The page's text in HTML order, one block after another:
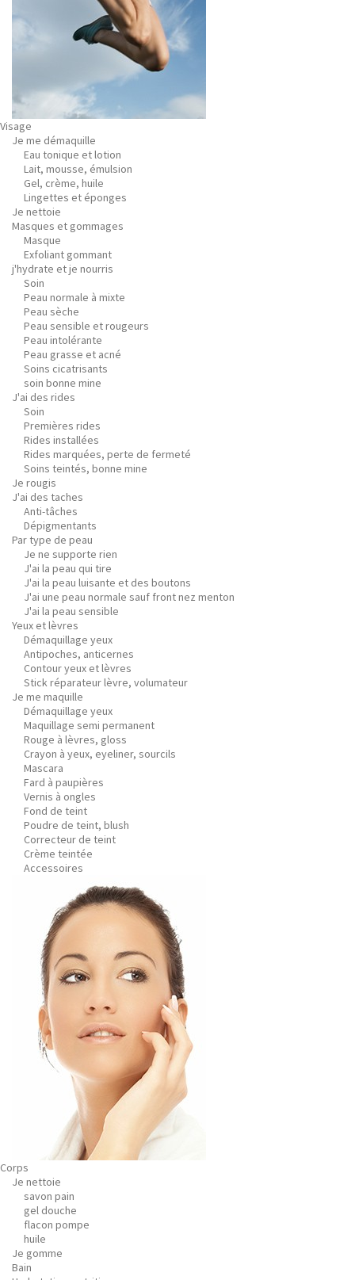
Visage
Je me démaquille
Eau tonique et lotion
Lait, mousse, émulsion
Gel, crème, huile
Lingettes et éponges
Je nettoie
Masques et gommages
Masque
Exfoliant gommant
j'hydrate et je nourris
Soin
Peau normale à mixte
Peau sèche
Peau sensible et rougeurs
Peau intolérante
Peau grasse et acné
Soins cicatrisants
soin bonne mine
J'ai des rides
Soin
Premières rides
Rides installées
Rides marquées, perte de fermeté
Soins teintés, bonne mine
Je rougis
J'ai des taches
Anti-tâches
Dépigmentants
Par type de peau
Je ne supporte rien
J'ai la peau qui tire
J'ai la peau luisante et des boutons
J'ai une peau normale sauf front nez menton
J'ai la peau sensible
Yeux et lèvres
Démaquillage yeux
Antipoches, anticernes
Contour yeux et lèvres
Stick réparateur lèvre, volumateur
Je me maquille
Démaquillage yeux
Maquillage semi permanent
Rouge à lèvres, gloss
Crayon à yeux, eyeliner, sourcils
Mascara
Fard à paupières
Vernis à ongles
Fond de teint
Poudre de teint, blush
Correcteur de teint
Crème teintée
Accessoires
Corps
Je nettoie
savon pain
gel douche
flacon pompe
huile
Je gomme
Bain